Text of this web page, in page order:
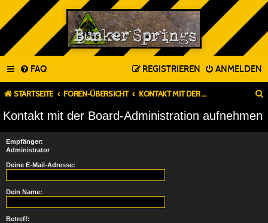
FAQ ANMELDEN
REGISTRIEREN
STARTSEITE FOREN-ÜBERSICHT KONTAKT MIT DER BOARD-ADMINISTRATION AUFNEHMEN
Kontakt mit der Board-Administration aufnehmen
Empfänger:
Administrator
Deine E-Mail-Adresse:
Dein Name:
Betreff: